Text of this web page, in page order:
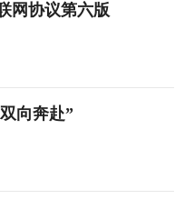
网协议第六版
向奔赴”